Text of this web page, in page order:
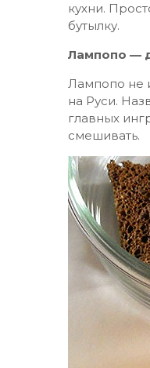
кухни.
бутылку.
Лампопо —
Лампопо не
на Руси.
главных
смешивать.